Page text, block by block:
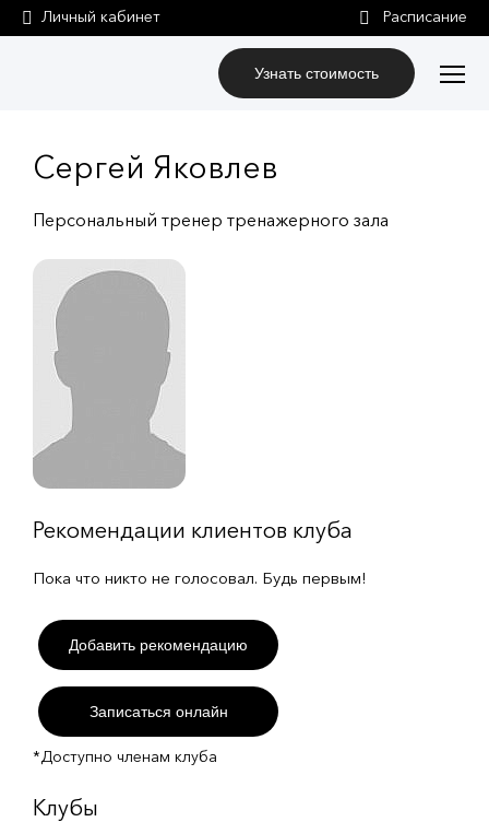
Личный кабинет
Узнать стоимость
Сергей Яковлев
Персональный тренер тренажерного зала
Рекомендации клиентов клуба
Пока что никто не голосовал. Будь первым!
Добавить рекомендацию
Записаться онлайн
*Доступно членам клуба
Клубы